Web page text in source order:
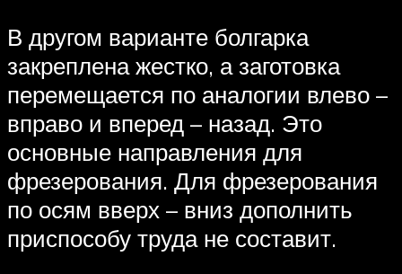
В другом варианте болгарка
закреплена жестко, а заготовка
перемещается по аналогии влево –
вправо и вперед – назад. Это
основные направления для
фрезерования. Для фрезерования
по осям вверх – вниз дополнить
приспособу труда не составит.